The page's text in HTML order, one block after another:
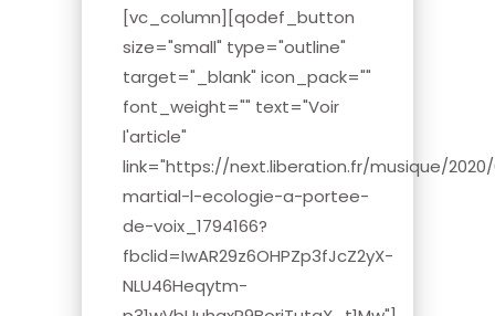
[vc_column][qodef_button
size="small" type="outline"
target="_blank" icon_pack=""
font_weight="" text="Voir
l'article"
link="https://next.liberation.fr/musique/
martial-l-ecologie-a-portee-
de-voix_1794166?
fbclid=IwAR29z6OHPZp3fJcZ2yX-
NLU46Heqytm-